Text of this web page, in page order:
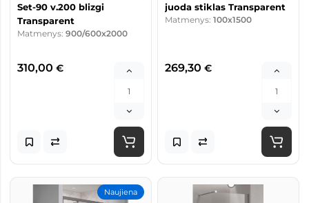
Set-90 v.200 blizgi
Transparent
Matmenys: 900/600x2000
310,00 €
juoda stiklas Transparent
Matmenys: 100x1500
269,30 €
Naujiena